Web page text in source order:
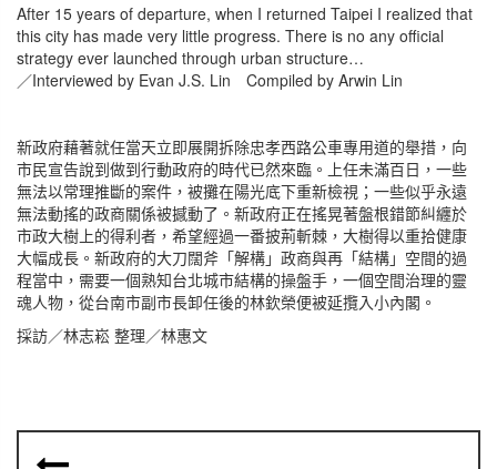
After 15 years of departure, when I returned Taipei I realized that
this city has made very little progress. There is no any official
strategy ever launched through urban structure…
／Interviewed by Evan J.S. Lin Compiled by Arwin Lin
新政府藉著就任當天立即展開拆除忠孝西路公車專用道的舉措，向
市民宣告說到做到行動政府的時代已然來臨。上任未滿百日，一些
無法以常理推斷的案件，被攤在陽光底下重新檢視；一些似乎永遠
無法動搖的政商關係被撼動了。新政府正在搖晃著盤根錯節糾纏於
市政大樹上的得利者，希望經過一番披荊斬棘，大樹得以重拾健康
大幅成長。新政府的大刀闊斧「解構」政商與再「結構」空間的過
程當中，需要一個熟知台北城市結構的操盤手，一個空間治理的靈
魂人物，從台南市副市長卸任後的林欽榮便被延攬入小內閣。
採訪／林志崧 整理／林惠文